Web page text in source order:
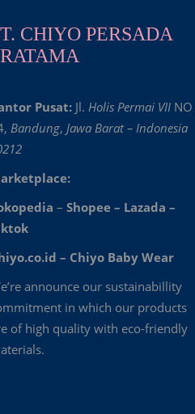
CHIYO PERSADA
Pusat: Jl. Holis Permai VII NO
Bandung, Jawa Barat – Indonesia
– Shopee – Lazada –
– Chiyo Baby Wear
announce our sustainabillity
in which our products
of high quality with eco-friendly